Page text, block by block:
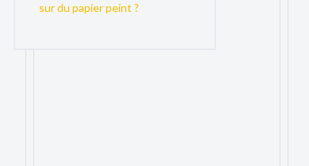
sur du papier peint ?